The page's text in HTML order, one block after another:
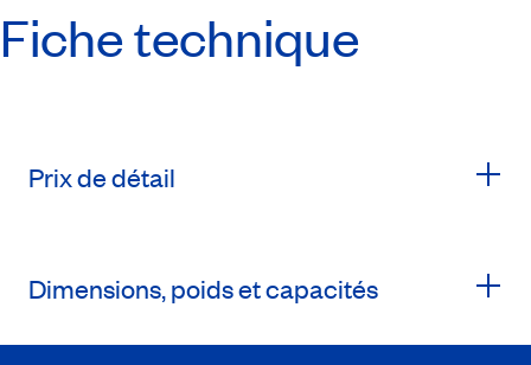
Fiche technique
Prix de détail
Dimensions, poids et capacités